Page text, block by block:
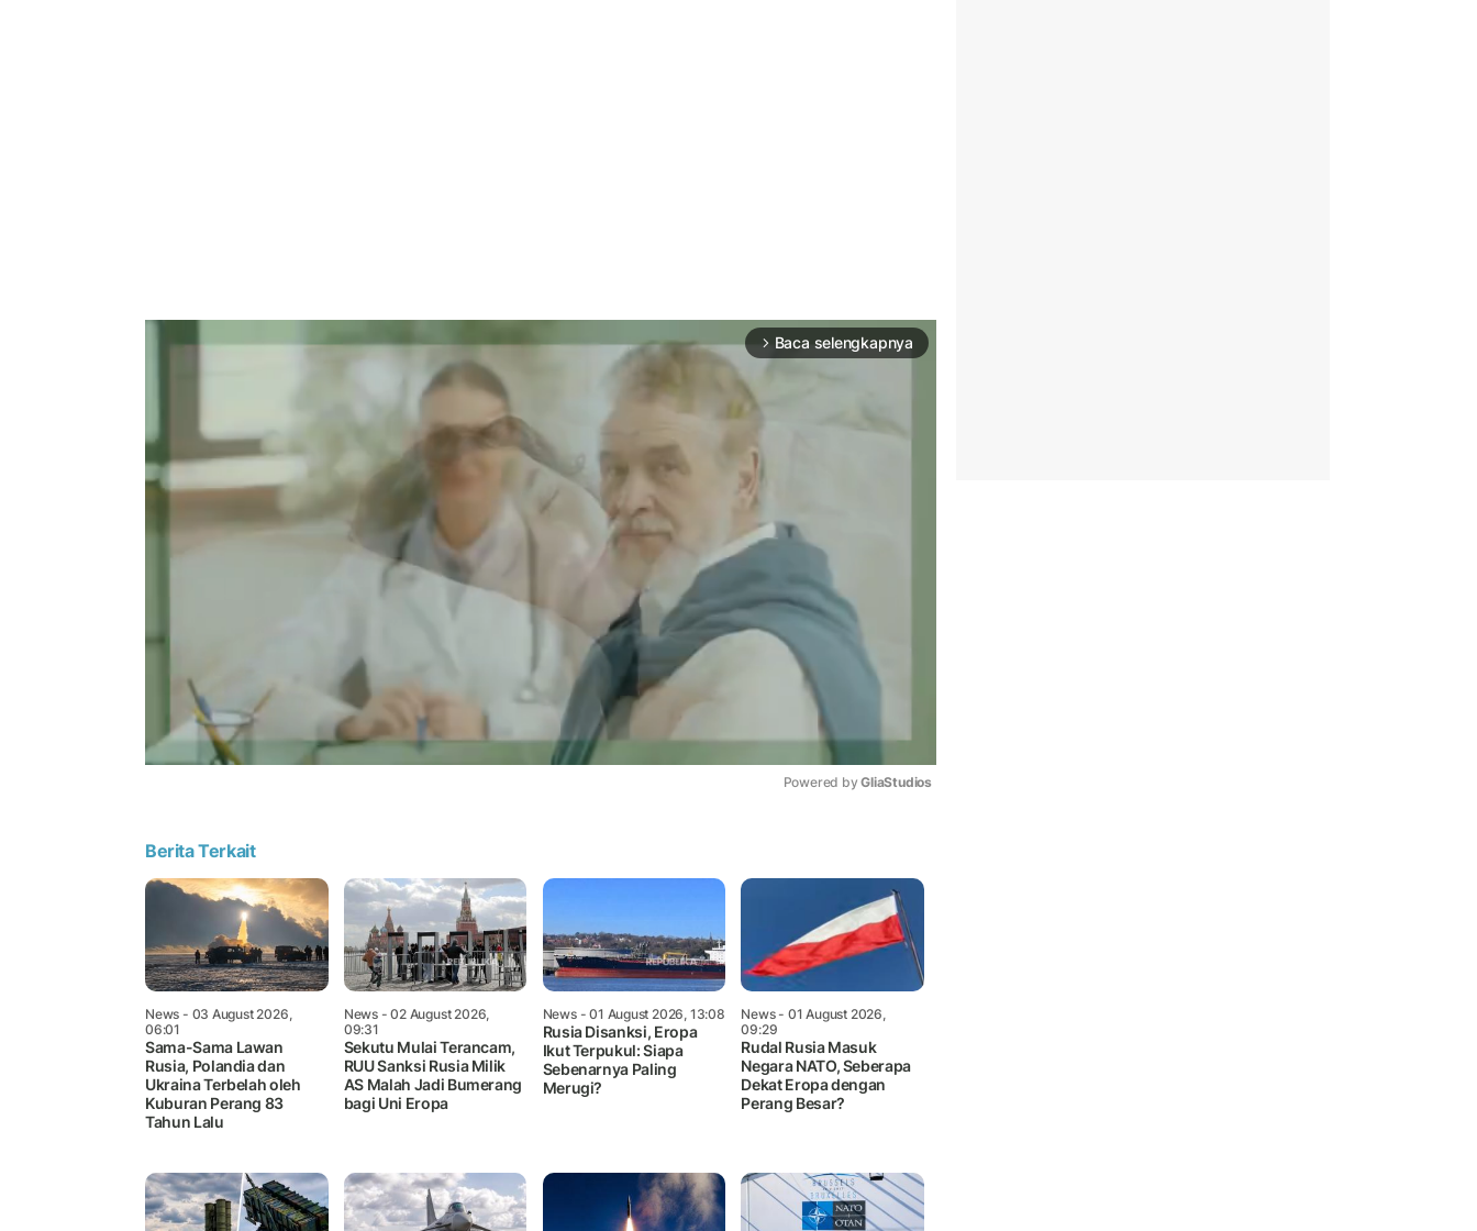
arrow_forward_ios Baca selengkapnya
Powered by GliaStudios
Berita Terkait
News - 03 August 2026,
06:01
Sama-Sama Lawan
Rusia, Polandia dan
Ukraina Terbelah oleh
Kuburan Perang 83
Tahun Lalu
News- 02 August 2026,
09:31
Sekutu Mulai Terancam,
RUU Sanksi Rusia Milik
AS Malah Jadi Bumerang
bagi Uni Eropa
News- 01 August 2026, 13:08
Rusia Disanksi, Eropa
Ikut Terpukul: Siapa
Sebenarnya Paling
Merugi?
News- 01 August 2026,
09:29
Rudal Rusia Masuk
Negara NATO, Seberapa
Dekat Eropa dengan
Perang Besar?